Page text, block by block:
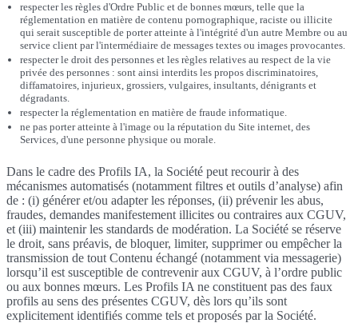
respecter les règles d'Ordre Public et de bonnes mœurs, telle que la
réglementation en matière de contenu pornographique, raciste ou illicite
qui serait susceptible de porter atteinte à l'intégrité d'un autre Membre ou au
service client par l'intermédiaire de messages textes ou images provocantes.
respecter le droit des personnes et les règles relatives au respect de la vie
privée des personnes : sont ainsi interdits les propos discriminatoires,
diffamatoires, injurieux, grossiers, vulgaires, insultants, dénigrants et
dégradants.
respecter la réglementation en matière de fraude informatique.
ne pas porter atteinte à l'image ou la réputation du Site internet, des
Services, d'une personne physique ou morale.
Dans le cadre des Profils IA, la Société peut recourir à des
mécanismes automatisés (notamment filtres et outils d’analyse) afin
de : (i) générer et/ou adapter les réponses, (ii) prévenir les abus,
fraudes, demandes manifestement illicites ou contraires aux CGUV,
et (iii) maintenir les standards de modération. La Société se réserve
le droit, sans préavis, de bloquer, limiter, supprimer ou empêcher la
transmission de tout Contenu échangé (notamment via messagerie)
lorsqu’il est susceptible de contrevenir aux CGUV, à l’ordre public
ou aux bonnes mœurs. Les Profils IA ne constituent pas des faux
profils au sens des présentes CGUV, dès lors qu’ils sont
explicitement identifiés comme tels et proposés par la Société.